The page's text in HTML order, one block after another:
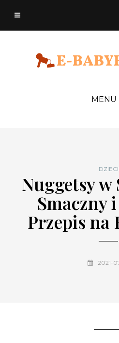
MENU
DZIECI
Nuggetsy w
Smaczny
Przepis na
2021-